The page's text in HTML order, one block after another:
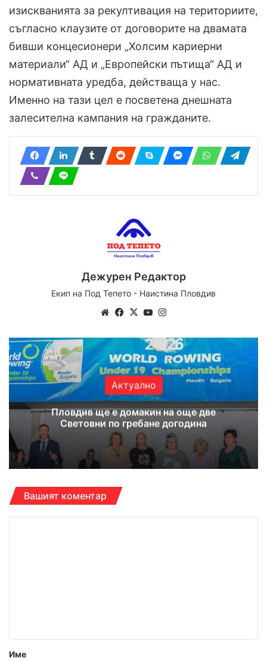
изискванията за рекултивация на териториите,
съгласно клаузите от договорите на двамата
бивши концесионери „Холсим кариерни
материали“ АД и „Европейски пътища“ АД и
нормативната уредба, действаща у нас.
Именно на тази цел е посветена днешната
залесителна кампания на гражданите.
Дежурен Редактор
Екип на Под Тепето - Наистина Пловдив
We
te
Fa
bo
ok
X
Yo
ub
e
ra
m
Актуално
Пловдив ще е домакин на още две
Световни по гребане догодина
Вашият коментар
р
Име